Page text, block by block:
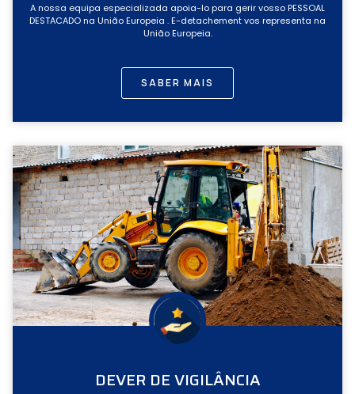
A nossa equipa especializada apoia-lo para gerir vosso PESSOAL
DESTACADO na União Europeia . E-detachement vos representa na
União Europeia.
SABER MAIS
DEVER DE VIGILÂNCIA